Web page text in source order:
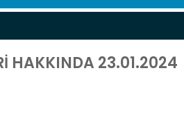
HAKKINDA 23.01.2024